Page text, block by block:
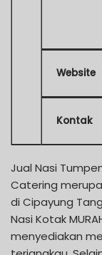
Website
Kontak
Jual Nasi
Catering
di Cipayung
Nasi Kotak
menyediakan